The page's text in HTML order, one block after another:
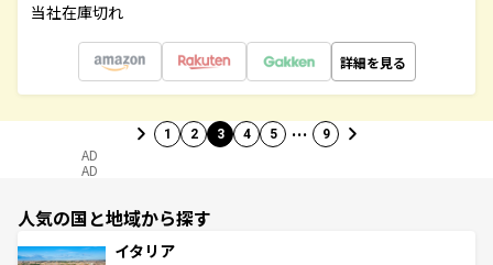
当社在庫切れ
詳細を見る
1 2 3 4 5 … 9
AD
AD
人気の国と地域から探す
イタリア